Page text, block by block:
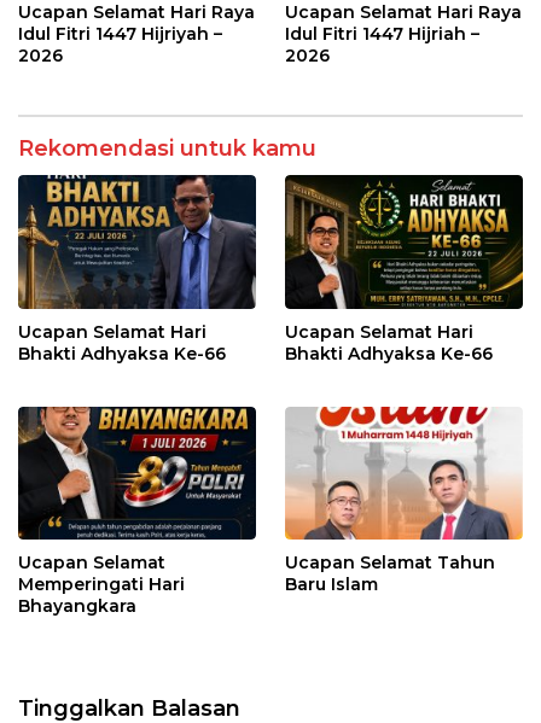
Ucapan Selamat Hari Raya
Idul Fitri 1447 Hijriyah –
2026
Ucapan Selamat Hari Raya
Idul Fitri 1447 Hijriah –
2026
Rekomendasi untuk kamu
Ucapan Selamat Hari
Bhakti Adhyaksa Ke-66
Ucapan Selamat Hari
Bhakti Adhyaksa Ke-66
Ucapan Selamat
Memperingati Hari
Bhayangkara
Ucapan Selamat Tahun
Baru Islam
Tinggalkan Balasan